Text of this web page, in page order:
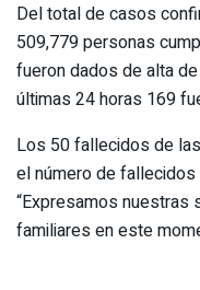
Del total de casos
509,779 personas
fueron dados de alta
últimas 24 horas 169
Los 50 fallecidos de
el número de
“Expresamos nuestras
familiares en este